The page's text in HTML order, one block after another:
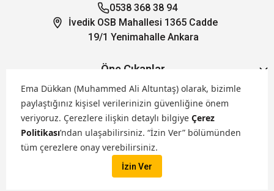
Ema Dükkan (Muhammed Ali Altuntaş) olarak, bizimle
paylaştığınız kişisel verilerinizin güvenliğine önem
veriyoruz. Çerezlere ilişkin detaylı bilgiye Çerez
Politikası’ndan ulaşabilirsiniz. “İzin Ver” bölümünden
tüm çerezlere onay verebilirsiniz.
İzin Ver
0538 368 38 94
İvedik OSB Mahallesi 1365 Cadde
19/1 Yenimahalle Ankara
Öne Çıkanlar
Hakkımızda
Markalarımız
Satış Kanallarımız